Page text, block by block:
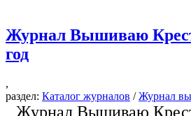
Журнал Вышиваю
год
,
раздел: Каталог журналов /Журнал
Журнал Вышиваю